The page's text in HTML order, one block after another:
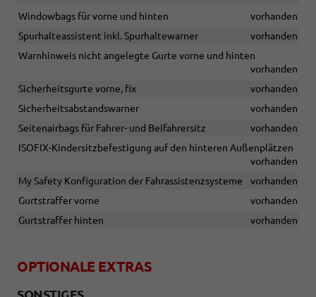
Windowbags für vorne und hinten
vorhanden
Spurhalteassistent inkl. Spurhaltewarner
vorhanden
Warnhinweis nicht angelegte Gurte vorne und hinten
vorhanden
Sicherheitsgurte vorne, fix
vorhanden
Sicherheitsabstandswarner
vorhanden
Seitenairbags für Fahrer- und Beifahrersitz
vorhanden
ISOFIX-Kindersitzbefestigung auf den hinteren Außenplätzen
vorhanden
My Safety Konfiguration der Fahrassistenzsysteme
vorhanden
Gurtstraffer vorne
vorhanden
Gurtstraffer hinten
vorhanden
OPTIONALE EXTRAS